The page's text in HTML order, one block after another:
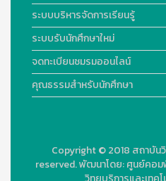
ระบบบริหารจัดการเรียนรู้
ระบบรับนักศึกษาใหม่
จดทะเบียนชมรมออนไลน์
คุณธรรมสำหรับนักศึกษา
Copyright © 2018 สถาบัน
reserved.พัฒนาโดย:ศูนย์คอม